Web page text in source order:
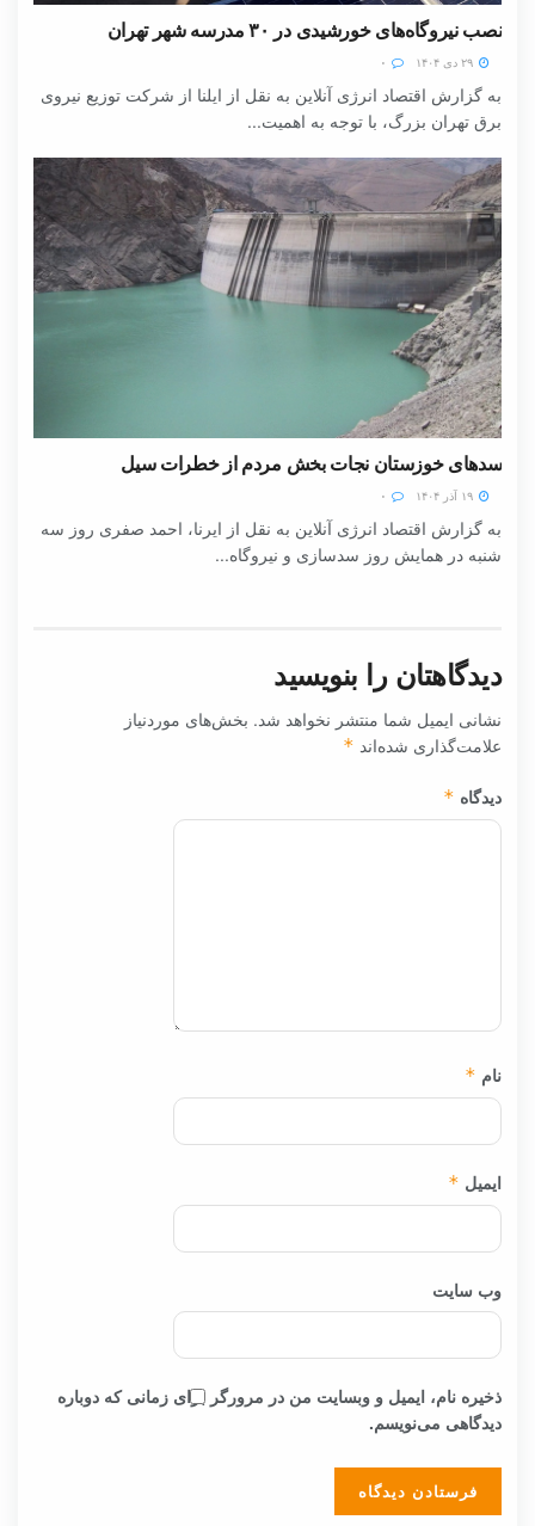
نصب نیروگاه‌های خورشیدی در ۳۰ مدرسه شهر تهران
به گزارش اقتصاد انرژی آنلاین به نقل از ایلنا از شرکت توزیع نیروی
برق تهران بزرگ، با توجه به اهمیت...
سدهای خوزستان نجات بخش مردم از خطرات سیل
به گزارش اقتصاد انرژی آنلاین به نقل از ایرنا، احمد صفری روز سه
شنبه در همایش روز سدسازی و نیروگاه...
دیدگاهتان را بنویسید
نشانی ایمیل شما منتشر نخواهد شد. بخش‌های موردنیاز
علامت‌گذاری شده‌اند *
دیدگاه *
نام *
ایمیل *
وب‌ سایت
ذخیره نام، ایمیل و وبسایت من در مرورگر برای زمانی که دوباره
دیدگاهی می‌نویسم.